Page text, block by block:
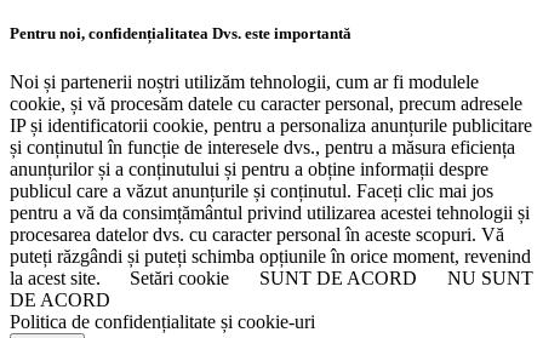
Pentru noi, confidențialitatea Dvs. este importantă
Noi și partenerii noștri utilizăm tehnologii, cum ar fi modulele
cookie, și vă procesăm datele cu caracter personal, precum adresele
IP și identificatorii cookie, pentru a personaliza anunțurile publicitare
și conținutul în funcție de interesele dvs., pentru a măsura eficiența
anunțurilor și a conținutului și pentru a obține informații despre
publicul care a văzut anunțurile și conținutul. Faceți clic mai jos
pentru a vă da consimțământul privind utilizarea acestei tehnologii și
procesarea datelor dvs. cu caracter personal în aceste scopuri. Vă
puteți răzgândi și puteți schimba opțiunile în orice moment, revenind
la acest site.
Setări cookie SUNT DE ACORD
NU SUNT
DE ACORD
Politica de confidențialitate și cookie-uri